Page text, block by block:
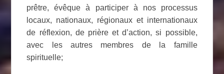
prêtre, évêque à participer à nos processus
locaux, nationaux, régionaux et internationaux
de réflexion, de prière et d’action, si possible,
avec les autres membres de la famille
spirituelle;